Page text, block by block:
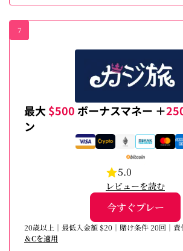
7
最大 $500 ボーナスマネー ＋
ン
5.0
レビューを読む
今すぐプレー
20歳以上｜最低入金額 $20｜賭け条件 20回｜責
＆Cを適用